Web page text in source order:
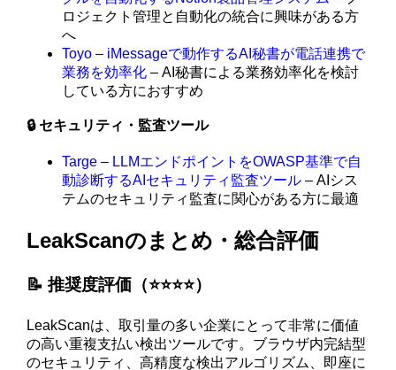
ロジェクト管理と自動化の統合に興味がある方
へ
Toyo – iMessageで動作するAI秘書が電話連携で
業務を効率化 – AI秘書による業務効率化を検討
している方におすすめ
🔒 セキュリティ・監査ツール
Targe – LLMエンドポイントをOWASP基準で自
動診断するAIセキュリティ監査ツール – AIシス
テムのセキュリティ監査に関心がある方に最適
LeakScanのまとめ・総合評価
📝 推奨度評価（⭐️⭐️⭐️⭐️）
LeakScanは、取引量の多い企業にとって非常に価値
の高い重複支払い検出ツールです。ブラウザ内完結型
のセキュリティ、高精度な検出アルゴリズム、即座に